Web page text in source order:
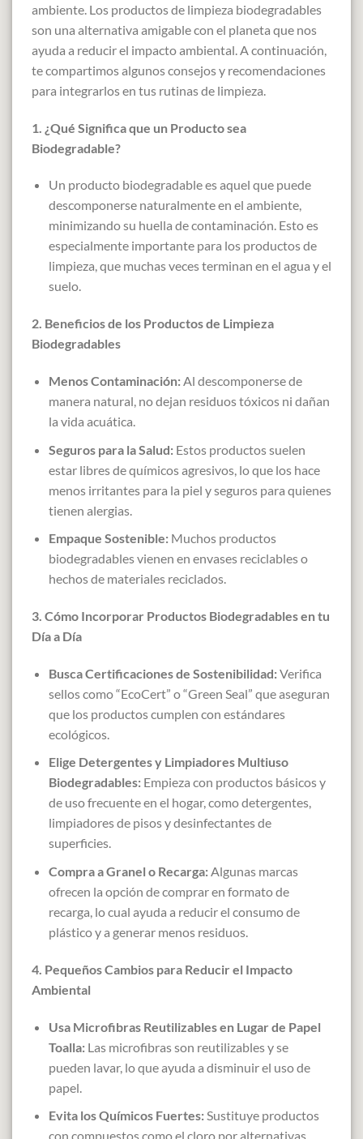
ambiente. Los productos de limpieza biodegradables
son una alternativa amigable con el planeta que nos
ayuda a reducir el impacto ambiental. A continuación,
te compartimos algunos consejos y recomendaciones
para integrarlos en tus rutinas de limpieza.
1. ¿Qué Significa que un Producto sea
Biodegradable?
Un producto biodegradable es aquel que puede
descomponerse naturalmente en el ambiente,
minimizando su huella de contaminación. Esto es
especialmente importante para los productos de
limpieza, que muchas veces terminan en el agua y el
suelo.
2. Beneficios de los Productos de Limpieza
Biodegradables
Menos Contaminación:Al descomponerse de
manera natural, no dejan residuos tóxicos ni dañan
la vida acuática.
Seguros para la Salud:Estos productos suelen
estar libres de químicos agresivos, lo que los hace
menos irritantes para la piel y seguros para quienes
tienen alergias.
Empaque Sostenible:Muchos productos
biodegradables vienen en envases reciclables o
hechos de materiales reciclados.
3. Cómo Incorporar Productos Biodegradables en tu
Día a Día
Busca Certificaciones de Sostenibilidad:Verifica
sellos como “EcoCert” o “Green Seal” que aseguran
que los productos cumplen con estándares
ecológicos.
Elige Detergentes y Limpiadores Multiuso
Biodegradables:Empieza con productos básicos y
de uso frecuente en el hogar, como detergentes,
limpiadores de pisos y desinfectantes de
superficies.
Compra a Granel o Recarga:Algunas marcas
ofrecen la opción de comprar en formato de
recarga, lo cual ayuda a reducir el consumo de
plástico y a generar menos residuos.
4. Pequeños Cambios para Reducir el Impacto
Ambiental
Usa Microfibras Reutilizables en Lugar de Papel
Toalla:Las microfibras son reutilizables y se
pueden lavar, lo que ayuda a disminuir el uso de
papel.
Evita los Químicos Fuertes:Sustituye productos
con compuestos como el cloro por alternativas